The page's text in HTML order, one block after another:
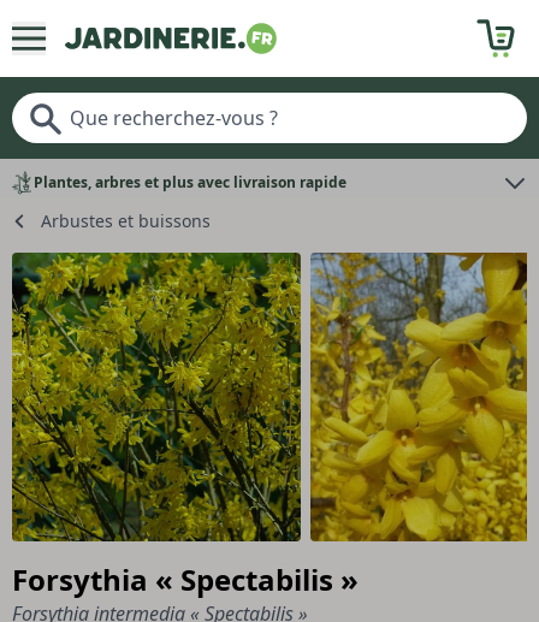
Plantes, arbres et plus avec livraison rapide
Arbustes et buissons
Forsythia « Spectabilis »
Forsythia intermedia « Spectabilis »